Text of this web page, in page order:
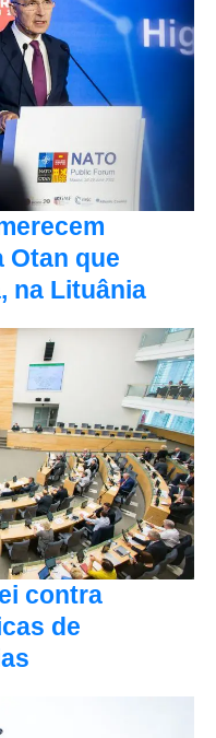
Otan que
na Lituânia
contra
de